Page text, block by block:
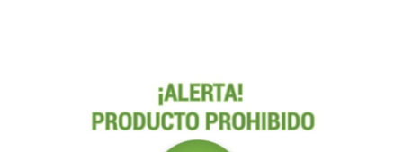
TRÁMITES Y SERVICIOS